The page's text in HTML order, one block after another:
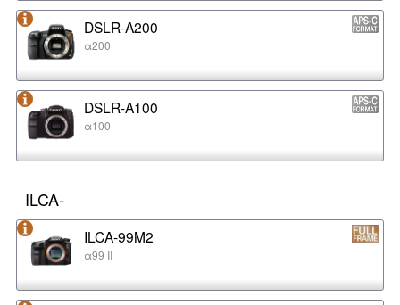
DSLR-A200
α200
DSLR-A100
α100
ILCA-
ILCA-99M2
α99 II